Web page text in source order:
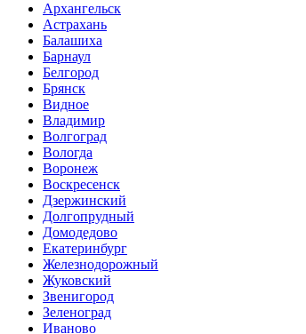
Архангельск
Астрахань
Балашиха
Барнаул
Белгород
Брянск
Видное
Владимир
Волгоград
Вологда
Воронеж
Воскресенск
Дзержинский
Долгопрудный
Домодедово
Екатеринбург
Железнодорожный
Жуковский
Звенигород
Зеленоград
Иваново